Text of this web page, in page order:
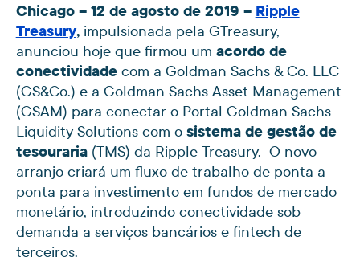
Chicago – 12 de agosto de 2019 – Ripple
Treasury, impulsionada pela GTreasury,
anunciou hoje que firmou um acordo de
conectividadecom a Goldman Sachs & Co. LLC
(GS&Co.) e a Goldman Sachs Asset Management
(GSAM) para conectar o Portal Goldman Sachs
Liquidity Solutions com o sistema de gestão de
tesouraria(TMS) da Ripple Treasury. O novo
arranjo criará um fluxo de trabalho de ponta a
ponta para investimento em fundos de mercado
monetário, introduzindo conectividade sob
demanda a serviços bancários e fintech de
terceiros.